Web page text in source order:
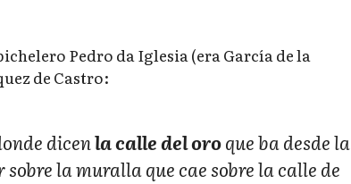
Pedro da Iglesia (era García de la
de Castro:
dicenla calle del oroque ba desde la
la muralla que cae sobre la calle de